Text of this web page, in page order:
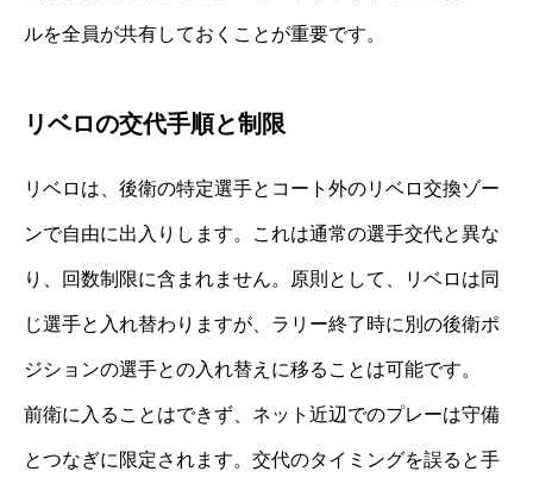
ルを全員が共有しておくことが重要です。
リベロの交代手順と制限
リベロは、後衛の特定選手とコート外のリベロ交換ゾー
ンで自由に出入りします。これは通常の選手交代と異な
り、回数制限に含まれません。原則として、リベロは同
じ選手と入れ替わりますが、ラリー終了時に別の後衛ポ
ジションの選手との入れ替えに移ることは可能です。
前衛に入ることはできず、ネット近辺でのプレーは守備
とつなぎに限定されます。交代のタイミングを誤ると手